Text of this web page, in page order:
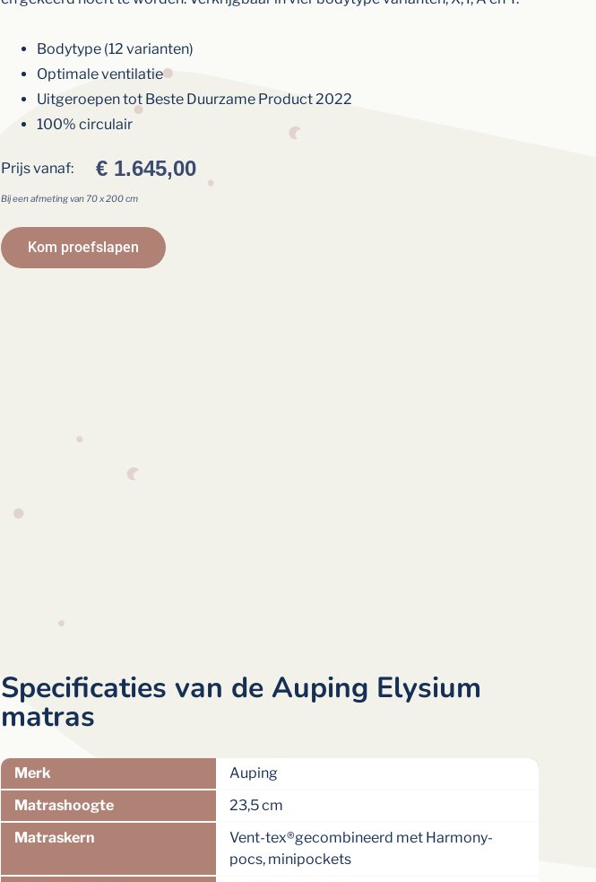
Bodytype (12 varianten)
Optimale ventilatie
Uitgeroepen tot Beste Duurzame Product 2022
100% circulair
Prijs vanaf: € 1.645,00
Bij een afmeting van 70 x 200 cm
Kom proefslapen
Specificaties van de Auping Elysium
matras
Merk
Auping
Matrashoogte
23,5 cm
Matraskern
Vent-tex®gecombineerd met Harmony-
pocs, minipockets